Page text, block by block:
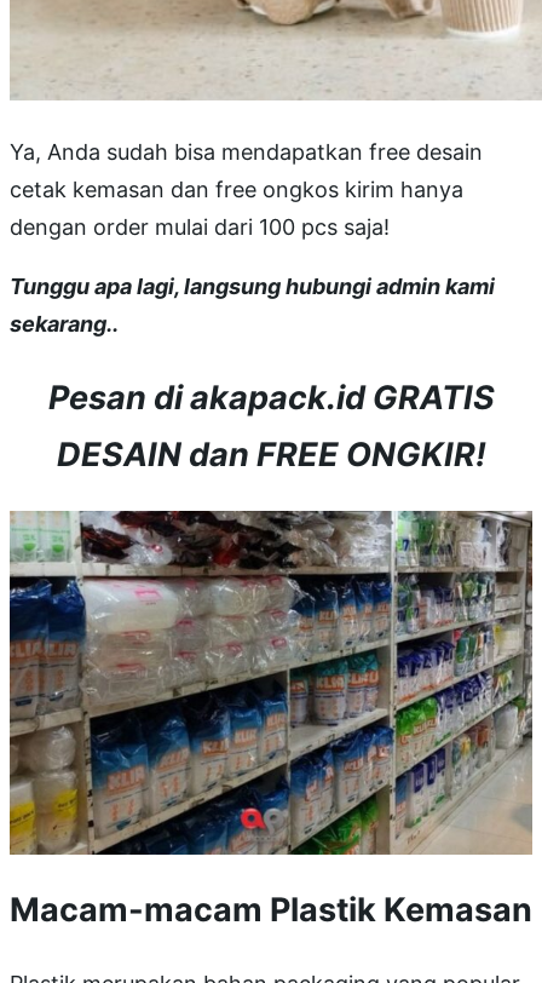
Ya, Anda sudah bisa mendapatkan free desain
cetak kemasan dan free ongkos kirim hanya
dengan order mulai dari 100 pcs saja!
Tunggu apa lagi, langsung hubungi admin kami
sekarang..
Pesan di akapack.id GRATIS
DESAIN dan FREE ONGKIR!
Macam-macam Plastik Kemasan